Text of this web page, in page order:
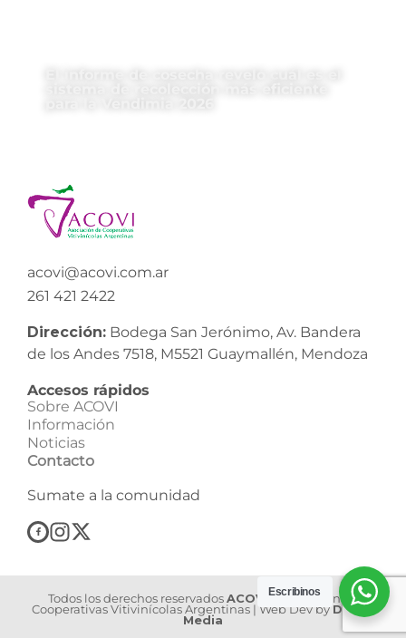
acovi@acovi.com.ar
261 421 2422
Dirección: Bodega San Jerónimo, Av. Bandera
de los Andes 7518, M5521 Guaymallén, Mendoza
Accesos rápidos
Sobre ACOVI
Información
Noticias
Contacto
Sumate a la comunidad
Todos los derechos reservados ACOVI | Asociación de
Cooperativas Vitivinícolas Argentinas | Web Dev by Dilook
Media
Escribinos